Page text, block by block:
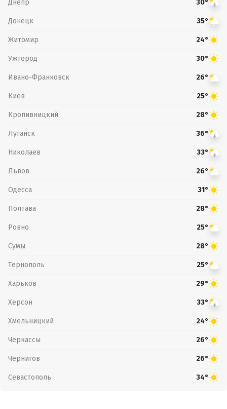
Днепр 30°
Донецк 35°
Житомир 24°
Ужгород 30°
Ивано-Франковск 26°
Киев 25°
Кропивницкий 28°
Луганск 36°
Николаев 33°
Львов 26°
Одесса 31°
Полтава 28°
Ровно 25°
Сумы 28°
Тернополь 25°
Харьков 29°
Херсон 33°
Хмельницкий 24°
Черкассы 26°
Чернигов 26°
Севастополь 34°